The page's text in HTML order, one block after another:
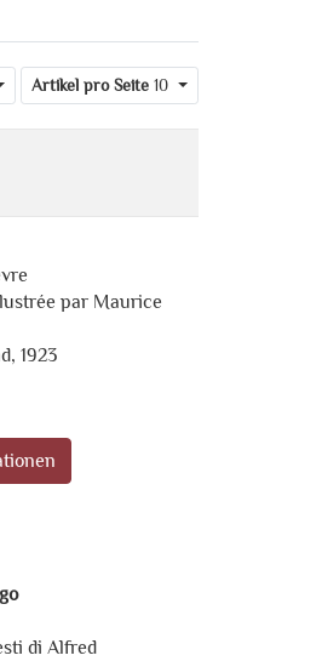
Artikel pro Seite 10
par Maurice
1923
di Alfred